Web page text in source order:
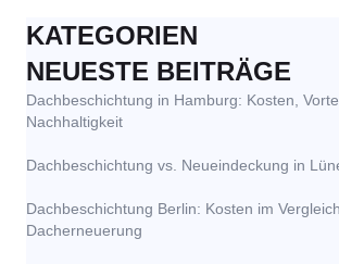
KATEGORIEN
NEUESTE BEITRÄGE
Dachbeschichtung in Hamburg: Kosten,
Nachhaltigkeit
Dachbeschichtung vs. Neueindeckung in
Dachbeschichtung Berlin: Kosten im
Dacherneuerung